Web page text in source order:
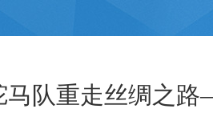
马队重走丝绸之